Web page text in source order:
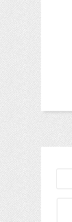
1 هفته قبل
1 هفته قبل
تا